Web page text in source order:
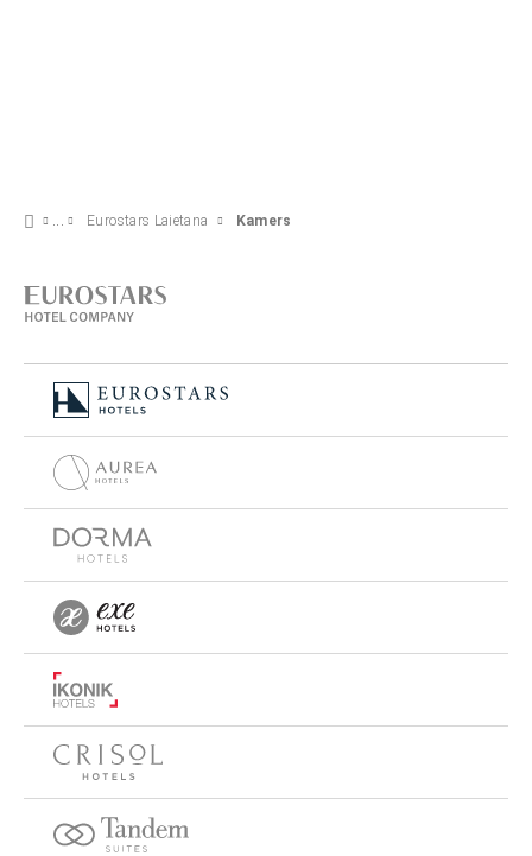
Eurostars Laietana Kamers